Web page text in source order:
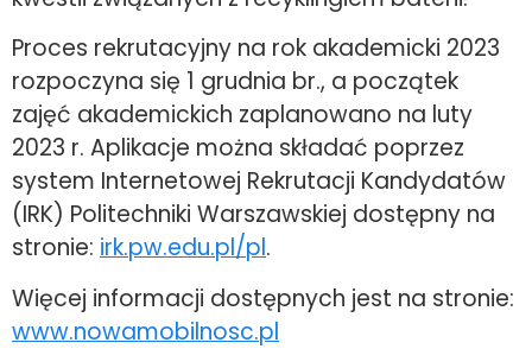
Proces rekrutacyjny na rok akademicki 2023
rozpoczyna się 1 grudnia br., a początek
zajęć akademickich zaplanowano na luty
2023 r. Aplikacje można składać poprzez
system Internetowej Rekrutacji Kandydatów
(IRK) Politechniki Warszawskiej dostępny na
stronie: irk.pw.edu.pl/pl.
Więcej informacji dostępnych jest na stronie:
www.nowamobilnosc.pl